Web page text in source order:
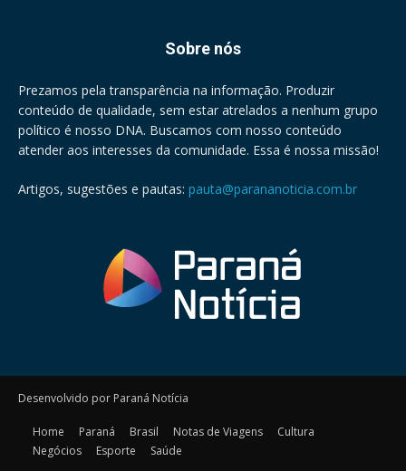
Sobre nós
Prezamos pela transparência na informação. Produzir
conteúdo de qualidade, sem estar atrelados a nenhum grupo
político é nosso DNA. Buscamos com nosso conteúdo
atender aos interesses da comunidade. Essa é nossa missão!
Artigos, sugestões e pautas: pauta@parananoticia.com.br
Desenvolvido por Paraná Notícia
Home Paraná Brasil Notas de Viagens
Cultura
Negócios
Esporte Saúde